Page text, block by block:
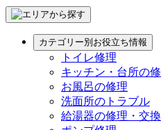
カテゴリー別お役立ち情報
トイレ修理
キッチン・台所の
お風呂の修理
洗面所のトラブル
給湯器の修理・交換